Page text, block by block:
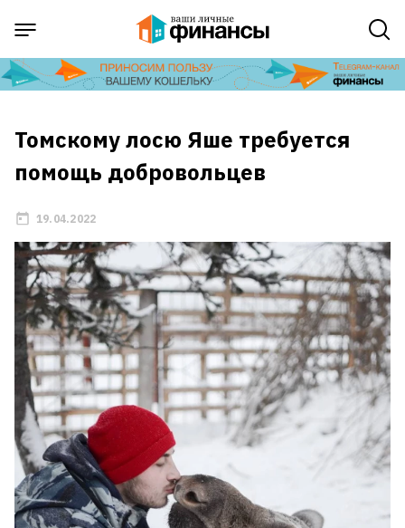
Томскому лосю Яше требуется
помощь добровольцев
19.04.2022